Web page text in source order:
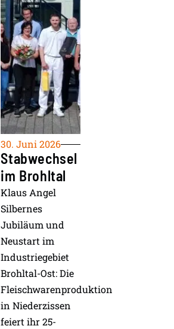
30. Juni 2026
Stabwechsel
im Brohltal
Klaus Angel
Silbernes
Jubiläum und
Neustart im
Industriegebiet
Brohltal-Ost: Die
Fleischwarenproduktion
in Niederzissen
feiert ihr 25-